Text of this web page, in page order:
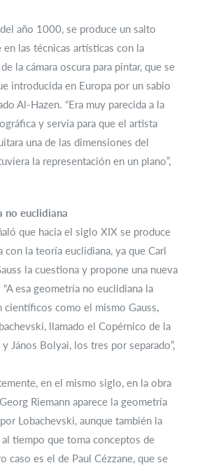
año 1000, se produce un salto
en las técnicas artísticas con la
la cámara oscura para pintar, que se
introducida en Europa por un sabio
Al-Hazen. “Era muy parecida a la
y servía para que el artista
una de las dimensiones del
la representación en un plano”,
no euclidiana
que hacia el siglo XIX se produce
con la teoría euclidiana, ya que Carl
la cuestiona y propone una nueva
esa geometría no euclidiana la
científicos como el mismo Gauss,
llamado el Copérnico de la
János Bolyai, los tres por separado”,
en el mismo siglo, en la obra
Riemann aparece la geometría
Lobachevski, aunque también la
al tiempo que toma conceptos de
caso es el de Paul Cézzane, que se